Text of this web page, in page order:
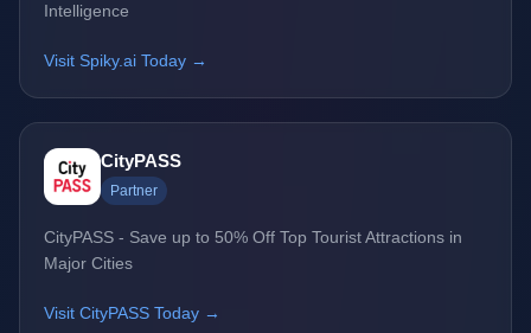
Intelligence
Visit Spiky.ai Today →
CityPASS
Partner
CityPASS - Save up to 50% Off Top Tourist Attractions in
Major Cities
Visit CityPASS Today →